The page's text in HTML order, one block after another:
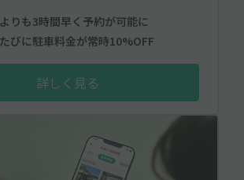
りも3時間早く予約が可能に
びに駐車料金が常時10%OFF
詳しく見る